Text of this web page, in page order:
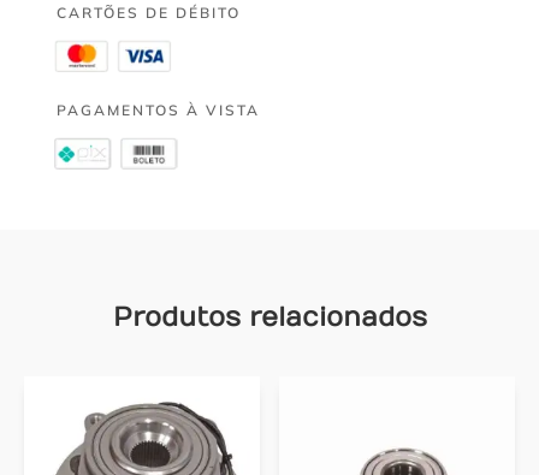
CARTÕES DE DÉBITO
PAGAMENTOS À VISTA
Produtos relacionados